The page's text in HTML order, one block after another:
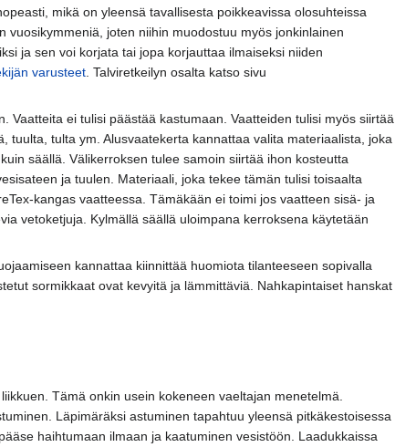
mikä on yleensä tavallisesta poikkeavissa olosuhteissa
joten niihin muodostuu myös jonkinlainen
ja sen voi korjata tai jopa korjauttaa ilmaiseksi niiden
varusteet . Talviretkeilyn osalta katso sivu
ei tulisi päästää kastumaan. Vaatteiden tulisi myös siirtää
tuulta, tulta ym. Alusvaatekerta kannattaa valita materiaalista, joka
säällä. Välikerroksen tulee samoin siirtää ihon kosteutta
ja tuulen. Materiaali, joka tekee tämän tulisi toisaalta
kangas vaatteessa. Tämäkään ei toimi jos vaatteen sisä- ja
vetoketjuja. Kylmällä säällä uloimpana kerroksena käytetään
kannattaa kiinnittää huomiota tilanteeseen sopivalla
sormikkaat ovat kevyitä ja lämmittäviä. Nahkapintaiset hanskat
Tämä onkin usein kokeneen vaeltajan menetelmä.
Läpimäräksi astuminen tapahtuu yleensä pitkäkestoisessa
haihtumaan ilmaan ja kaatuminen vesistöön. Laadukkaissa